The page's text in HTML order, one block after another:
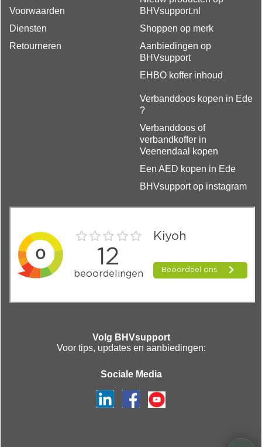
Voorwaarden
Diensten
Retourneren
BHVsupport.nl
Shoppen op merk
Aanbiedingen op
BHVsupport
EHBO koffer inhoud
Verbanddoos kopen in Ede
?
Verbanddoos of
verbandkoffer in
Veenendaal kopen
Een AED kopen in Ede
BHVsupport op instagram
Volg BHVsupport
Voor tips, updates en aanbiedingen:
Sociale Media